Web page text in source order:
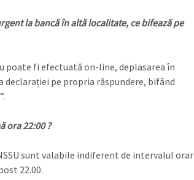
la bancă în altă localitate, ce bifează pe
poate fi efectuată on-line, deplasarea în
pe propria răspundere, bifând
ora 22:00 ?
sunt valabile indiferent de intervalul orar
22.00.